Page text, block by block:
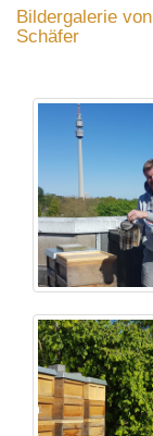
Bildergalerie
Schäfer